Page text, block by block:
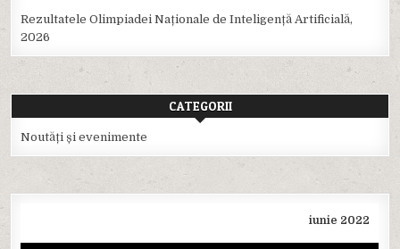
Rezultatele Olimpiadei Naționale de Inteligență Artificială,
2026
CATEGORII
Noutăți și evenimente
iunie 2022